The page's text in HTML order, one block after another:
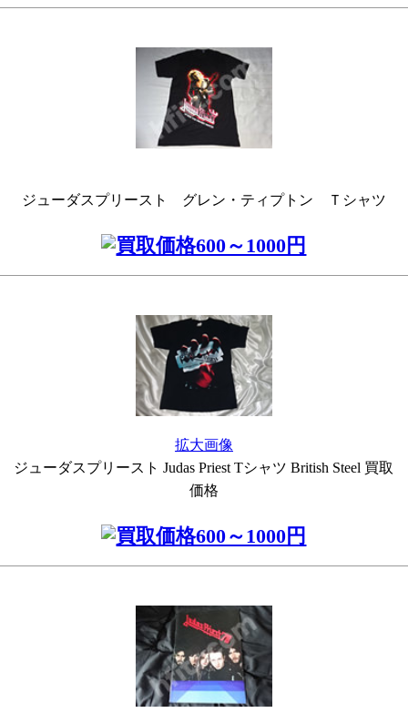
ジューダスプリースト グレン・ティプトン Ｔシャツ
拡大画像
ジューダスプリースト Judas Priest Tシャツ British Steel 買取
価格